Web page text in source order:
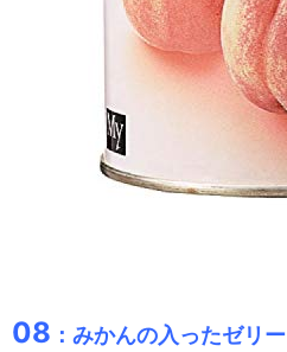
08 ：みかんの入ったゼリー